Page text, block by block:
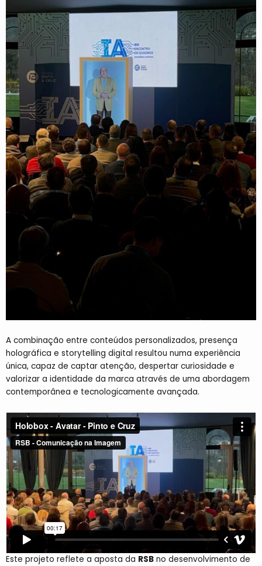
A combinação entre conteúdos personalizados, presença
holográfica e storytelling digital resultou numa experiência
única, capaz de captar atenção, despertar curiosidade e
valorizar a identidade da marca através de uma abordagem
contemporânea e tecnologicamente avançada.
Este projeto reflete a aposta da RSB no desenvolvimento de